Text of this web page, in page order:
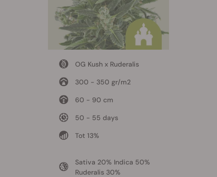
OG Kush x Ruderalis
300 - 350 gr/m2
60 - 90 cm
50 - 55 days
Tot 13%
Sativa 20% Indica 50%
Ruderalis 30%